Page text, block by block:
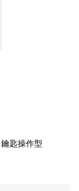
匙操作型